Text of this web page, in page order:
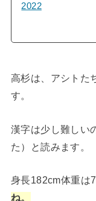
2022
高杉は、アシトた
す。
漢字は少し難しい
た）と読みます。
身長182cm体重は
ね。